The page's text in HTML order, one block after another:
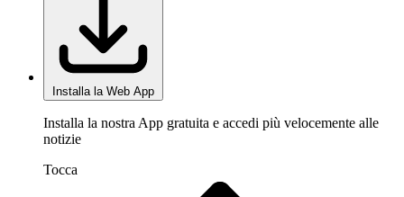
Installa la Web App
Installa la nostra App gratuita e accedi più velocemente alle
notizie
Tocca